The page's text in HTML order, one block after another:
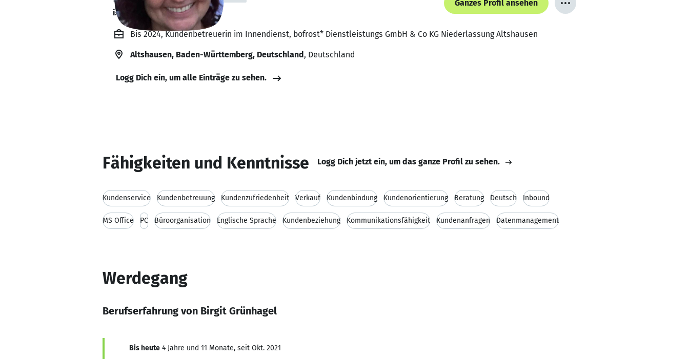
ist verfügbar
Ganzes Profil ansehen
Bis 2024, Kundenbetreuerin im Innendienst, bofrost* Dienstleistungs GmbH & Co KG Niederlassung Altshausen
Altshausen, Baden-Württemberg, Deutschland, Deutschland
Logg Dich ein, um alle Einträge zu sehen.
Fähigkeiten und Kenntnisse Logg Dich jetzt ein, um das ganze Profil zu sehen.
Kundenservice Kundenbetreuung Kundenzufriedenheit Verkauf Kundenbindung Kundenorientierung Beratung Deutsch Inbound
MS Office PC Büroorganisation Englische Sprache Kundenbeziehung Kommunikationsfähigkeit Kundenanfragen Datenmanagement
Werdegang
Berufserfahrung von Birgit Grünhagel
Bis heute 4 Jahre und 11 Monate, seit Okt. 2021